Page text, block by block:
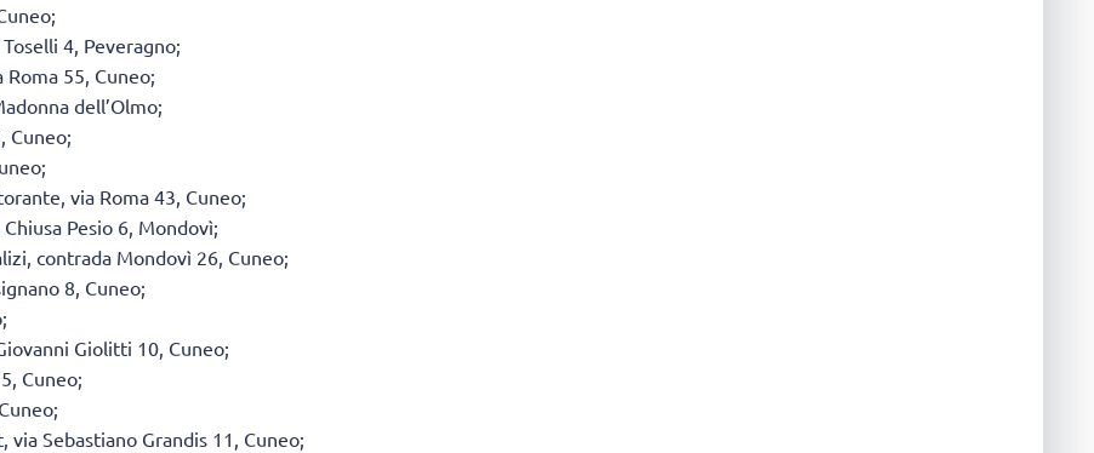
4, Peveragno;
55, Cuneo;
dell’Olmo;
Cuneo;
via Roma 43, Cuneo;
Pesio 6, Mondovì;
contrada Mondovì 26, Cuneo;
8, Cuneo;
Giolitti 10, Cuneo;
Cuneo;
Sebastiano Grandis 11, Cuneo;